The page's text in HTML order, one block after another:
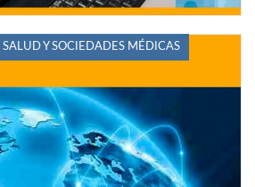
Y SOCIEDADES MÉDICAS